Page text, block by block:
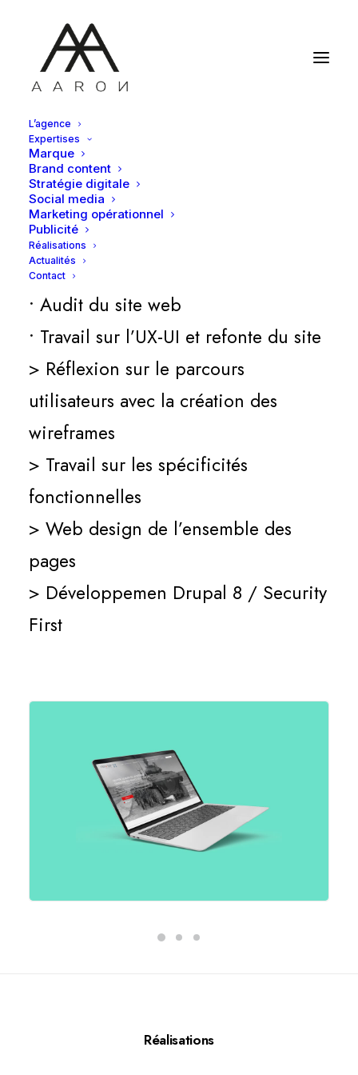
L’agence
Expertises
Marque
Brand content
Stratégie digitale
Social media
Marketing opérationnel
Publicité
Réalisations
Actualités
Contact
STRATEGIE
POUR NEXTER
GROUP
• Audit du site web
• Travail sur l’UX-UI et refonte du site
> Réflexion sur le parcours
utilisateurs avec la création des
wireframes
> Travail sur les spécificités
fonctionnelles
> Web design de l’ensemble des
pages
> Développemen Drupal 8 / Security
First
Réalisations